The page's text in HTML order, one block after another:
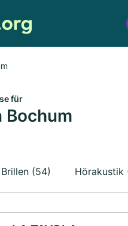
für
Bochum
(54) Hörakustik